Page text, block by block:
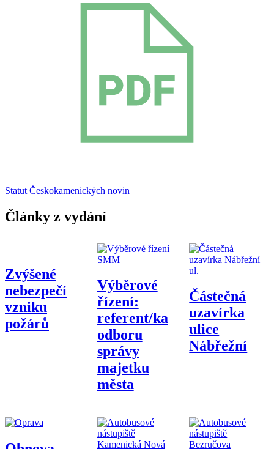
Statut Českokamenických novin
Články z vydání
Zvýšené
nebezpečí
vzniku
požárů
Výběrové
řízení:
referent/ka
odboru
správy
majetku
města
Částečná
uzavírka
ulice
Nábřežní